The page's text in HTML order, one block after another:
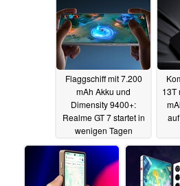
Flaggschiff mit 7.200
mAh Akku und
Dimensity 9400+:
Realme GT 7 startet in
wenigen Tagen
14.04.2025
13T